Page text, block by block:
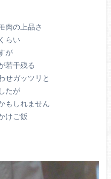
肉の上品さ
らい
が
若干残る
せガッツリと
たが
もしれません
けご飯